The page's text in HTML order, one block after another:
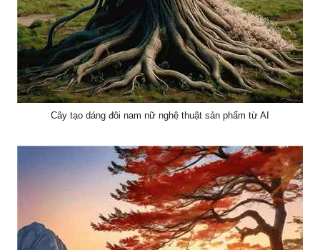
Cây tạo dáng đôi nam nữ nghệ thuật sản phẩm từ AI